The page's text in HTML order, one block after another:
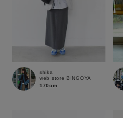
shika
web store BINGOYA
170cm